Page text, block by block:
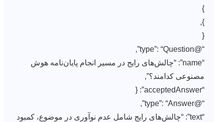
}
},
{
“@type”: “Question”,
“name”: “چالش‌های رایج در مسیر انجام پایان‌نامه هوش
مصنوعی کدامند؟”,
“acceptedAnswer”: {
“@type”: “Answer”,
“text”: “چالش‌های رایج شامل عدم نوآوری در موضوع، کمبود